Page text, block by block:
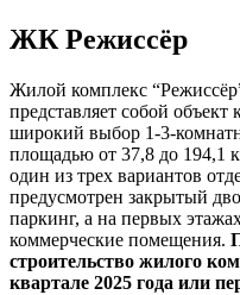
ЖК Режиссёр
Жилой комплекс
представляет собой
широкий выбор 1-3-
площадью от 37,8 до 194,1
один из трех вариантов
предусмотрен закрытый
паркинг, а на первых
коммерческие помещения.
строительство жилого
квартале 2025 года или